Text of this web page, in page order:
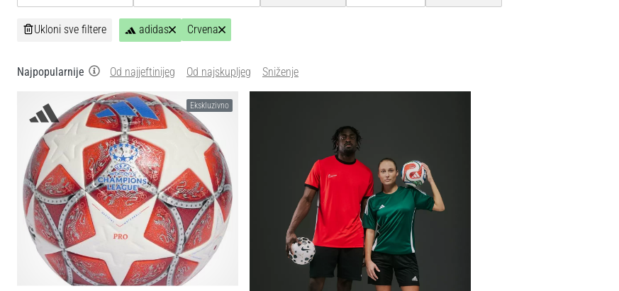
Ukloni sve filtere adidas Crvena
Najpopularnije Od najjeftinijeg Od najskupljeg Sniženje
Ekskluzivno